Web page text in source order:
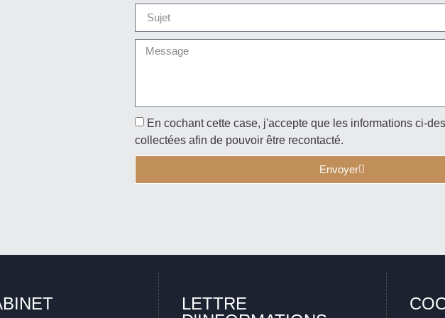
En cochant cette case, j'accepte que les informations ci-
collectées afin de pouvoir être recontacté.
Envoyer
LETTRE